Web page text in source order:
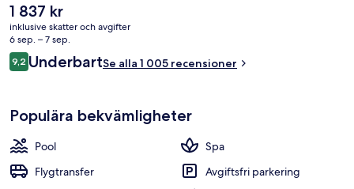
generella standarden.
Det
nuvarande
priset
är
1 837 kr
1 837 kr
inklusive skatter och avgifter
6 sep. – 7 sep.
Recensioner
9,29,2 av 10,
UnderbartSe alla 1 005 recensioner
Populära bekvämligheter
Pool
Spa
Flygtransfer
Avgiftsfri parkering